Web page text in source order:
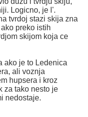
Logicno, je l'.
tvrdoj stazi skija zna
preko istih
skijom koja ce
ako je to Ledenica
ali voznja
hupsera i kroz
za tako nesto je
nedostaje.